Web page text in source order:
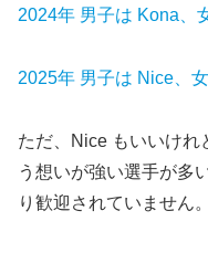
2024年 男子は Kona、
2025年 男子は Nice、
ただ、Nice もいいけれ
う想いが強い選手が多
り歓迎されていません。